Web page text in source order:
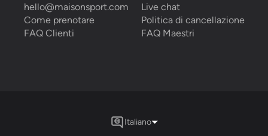
hello@maisonsport.com
Live chat
Come prenotare
Politica di cancellazione
FAQ Clienti
FAQ Maestri
Italiano